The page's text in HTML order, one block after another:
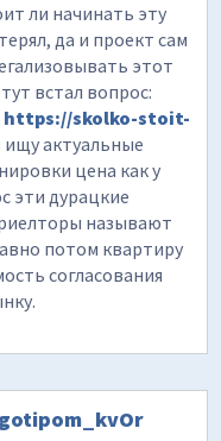
ли начинать эту
да и проект сам
этот
встал вопрос:
https://skolko-stoit-
ищу актуальные
цена как у
эти дурацкие
называют
потом квартиру
согласования